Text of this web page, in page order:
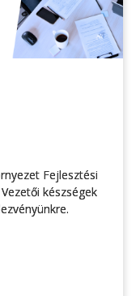
Fejlesztési
készségek